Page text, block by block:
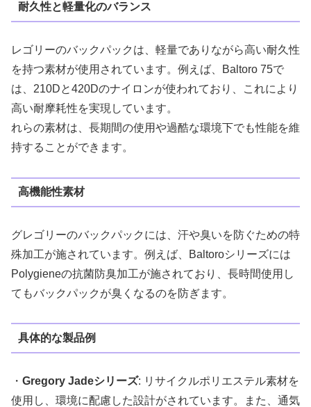
耐久性と軽量化のバランス
レゴリーのバックパックは、軽量でありながら高い耐久性
を持つ素材が使用されています。例えば、Baltoro 75で
は、210Dと420Dのナイロンが使われており、これにより
高い耐摩耗性を実現しています​。
れらの素材は、長期間の使用や過酷な環境下でも性能を維
持することができます。
高機能性素材
グレゴリーのバックパックには、汗や臭いを防ぐための特
殊加工が施されています。例えば、Baltoroシリーズには
Polygieneの抗菌防臭加工が施されており、長時間使用し
てもバックパックが臭くなるのを防ぎます​。
具体的な製品例
・ Gregory Jadeシリーズ: リサイクルポリエステル素材を
使用し、環境に配慮した設計がされています。また、通気